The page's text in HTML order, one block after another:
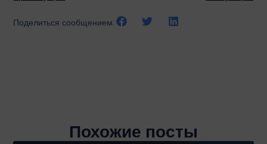
Поделиться сообщением:
Похожие посты